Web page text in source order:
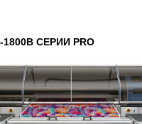
1800B СЕРИИ PRO